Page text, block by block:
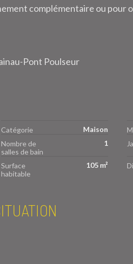
complémentaire ou pour
Pont Poulseur
Catégorie Maison
Nombre de
salles de bain
1
Surface
habitable
105 m²